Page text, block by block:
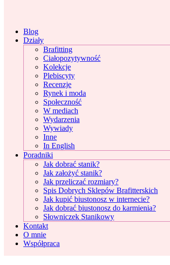
Blog
Działy
Brafitting
Ciałopozytywność
Kolekcje
Plebiscyty
Recenzje
Rynek i moda
Społeczność
W mediach
Wydarzenia
Wywiady
Inne
In English
Poradniki
Jak dobrać stanik?
Jak założyć stanik?
Jak przeliczać rozmiary?
Spis Dobrych Sklepów Brafitterskich
Jak kupić biustonosz w internecie?
Jak dobrać biustonosz do karmienia?
Słowniczek Stanikowy
Kontakt
O mnie
Współpraca